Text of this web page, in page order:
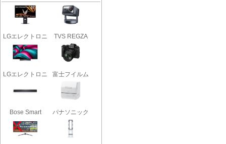
LGエレクトロニ
クス LG..
TVS REGZA
RLC-V7R MAX..
LGエレクトロニ
富士フイルム
FUJIFILM..
Bose Smart
Soundbar 3..
パナソニック
NP-TCR5-..